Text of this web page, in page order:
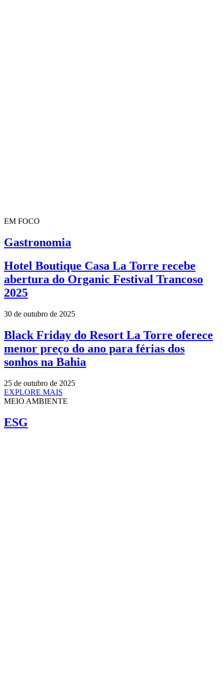
EM FOCO
Gastronomia
Hotel Boutique Casa La Torre recebe
abertura do Organic Festival Trancoso
2025
30 de outubro de 2025
Black Friday do Resort La Torre oferece
menor preço do ano para férias dos
sonhos na Bahia
25 de outubro de 2025
EXPLORE MAIS
MEIO AMBIENTE
ESG